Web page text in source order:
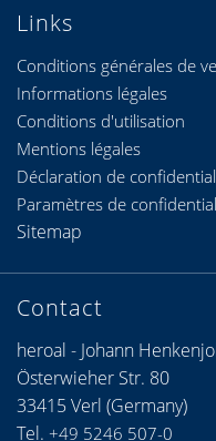
Links
Conditions générales de
Informations légales
Conditions d'utilisation
Contact
heroal - Johann
Österwieher Str. 80
33415 Verl (Germany)
Tel. +49 5246 507-0
Mentions légales
Déclaration de
Paramètres de
Sitemap